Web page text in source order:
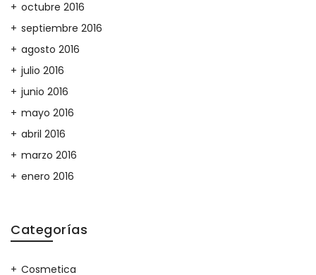
octubre 2016
septiembre 2016
agosto 2016
julio 2016
junio 2016
mayo 2016
abril 2016
marzo 2016
enero 2016
Categorías
Cosmetica